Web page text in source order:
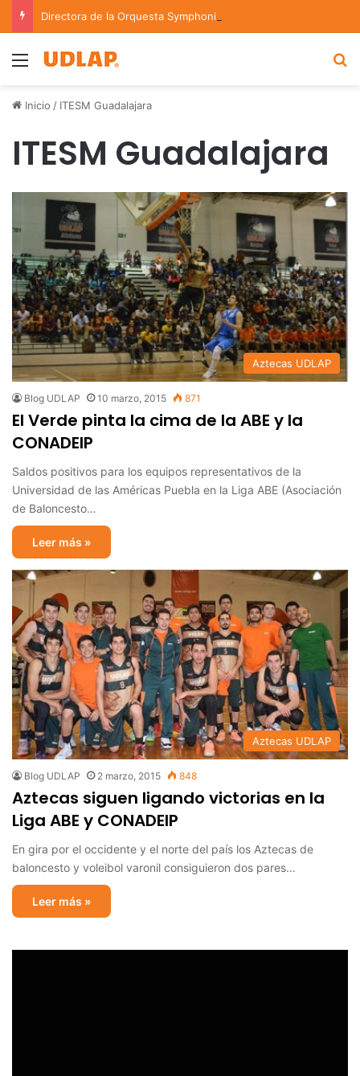
Menu
Inicio / ITESM Guadalajara
ITESM Guadalajara
Aztecas UDLAP
Blog UDLAP 10 marzo, 2015 871
El Verde pinta la cima de la ABE y la
CONADEIP
Saldos positivos para los equipos representativos de la
Universidad de las Américas Puebla en la Liga ABE (Asociación
de Baloncesto…
Leer más »
Aztecas UDLAP
Blog UDLAP 2 marzo, 2015 848
Aztecas siguen ligando victorias en la
Liga ABE y CONADEIP
En gira por el occidente y el norte del país los Aztecas de
baloncesto y voleibol varonil consiguieron dos pares…
Leer más »